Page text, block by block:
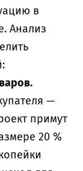
в
Анализ
—
примут
20 %